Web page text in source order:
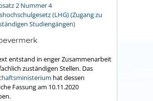
2 Nummer 4
(LHG) (Zugang zu
Studiengängen)
entstand in enger Zusammenarbeit
zuständigen Stellen. Das
hat dessen
Fassung am 10.11.2020